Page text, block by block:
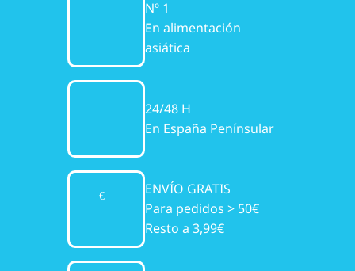
Nº 1
En alimentación
asiática
24/48 H
En España Penínsular
ENVÍO GRATIS
Para pedidos > 50€
Resto a 3,99€